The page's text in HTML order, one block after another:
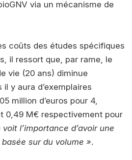
via un mécanisme de
coûts des études spécifiques
il ressort que, par rame, le
vie (20 ans) diminue
y aura d’exemplaires
million d’euros pour 4,
0,49 M€ respectivement pour
voit l’importance d’avoir une
sur du volume ».